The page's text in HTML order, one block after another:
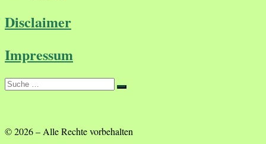
Disclaimer
Impressum
Suche
Suche
© 2026– Alle Rechte vorbehalten